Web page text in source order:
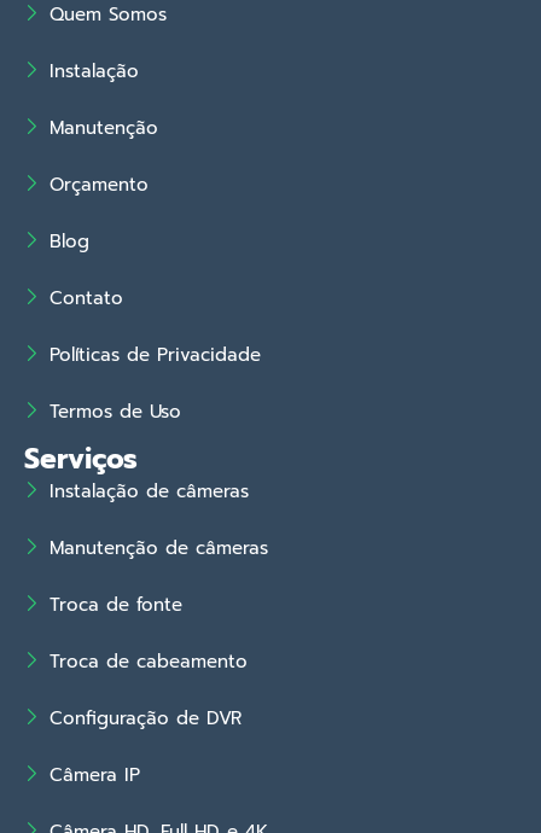
Quem Somos
Instalação
Manutenção
Orçamento
Blog
Contato
Políticas de Privacidade
Termos de Uso
Serviços
Instalação de câmeras
Manutenção de câmeras
Troca de fonte
Troca de cabeamento
Configuração de DVR
Câmera IP